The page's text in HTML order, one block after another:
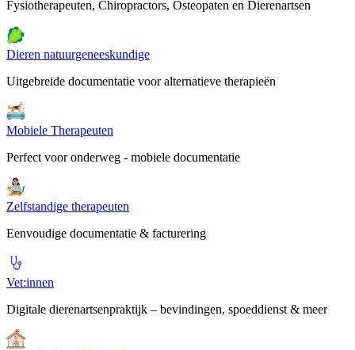
Fysiotherapeuten, Chiropractors, Osteopaten en Dierenartsen
Dieren natuurgeneeskundige
Uitgebreide documentatie voor alternatieve therapieën
Mobiele Therapeuten
Perfect voor onderweg - mobiele documentatie
Zelfstandige therapeuten
Eenvoudige documentatie & facturering
Vet:innen
Digitale dierenartsenpraktijk – bevindingen, spoeddienst & meer